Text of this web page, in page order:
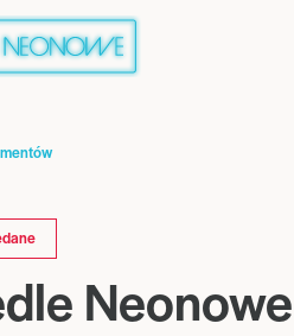
Neonowe